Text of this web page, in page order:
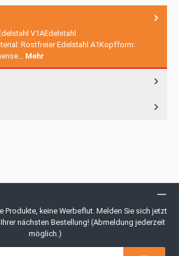
V1AEdelstahl
Rostfreier Edelstahl A1Kopfform:
Mehr
Produkte, keine Werbeflut. Melden Sie sich jetzt
nächsten Bestellung! (Abmeldung jederzeit
möglich.)